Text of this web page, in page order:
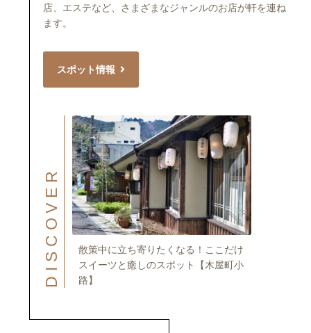
店、エステなど、さまざまなジャンルのお店が軒を連ね
ます。
スポット情報
DISCOVER
散策中に立ち寄りたくなる！ここだけ
スイーツと癒しのスポット【木屋町小
路】